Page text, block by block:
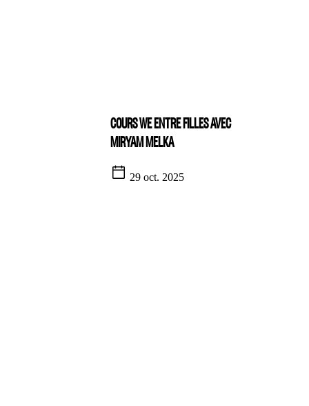
COURS WE ENTRE FILLES AVEC
MIRYAM MELKA
29 oct. 2025